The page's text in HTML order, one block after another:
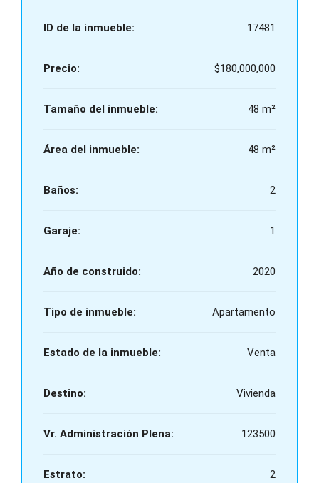
ID de la inmueble: 17481
Precio: $180,000,000
Tamaño del inmueble: 48 m²
Área del inmueble: 48 m²
Baños: 2
Garaje: 1
Año de construido: 2020
Tipo de inmueble: Apartamento
Estado de la inmueble: Venta
Destino: Vivienda
Vr. Administración Plena: 123500
Estrato: 2